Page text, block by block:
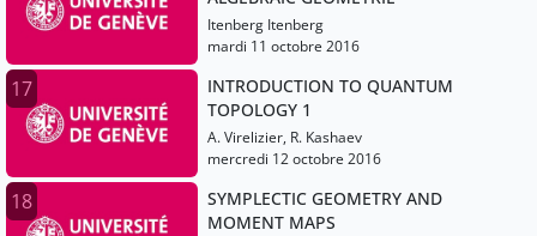
Itenberg Itenberg
mardi 11 octobre 2016
17
INTRODUCTION TO QUANTUM
TOPOLOGY 1
A. Virelizier, R. Kashaev
mercredi 12 octobre 2016
18
SYMPLECTIC GEOMETRY AND
MOMENT MAPS